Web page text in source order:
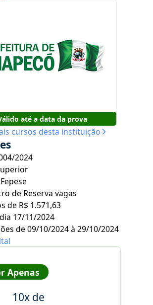
até a data da prova
cursos desta instituição
2024
de Reserva vagas
de R$ 1.571,63
17/11/2024
de 09/10/2024 à 29/10/2024
Apenas
10x de